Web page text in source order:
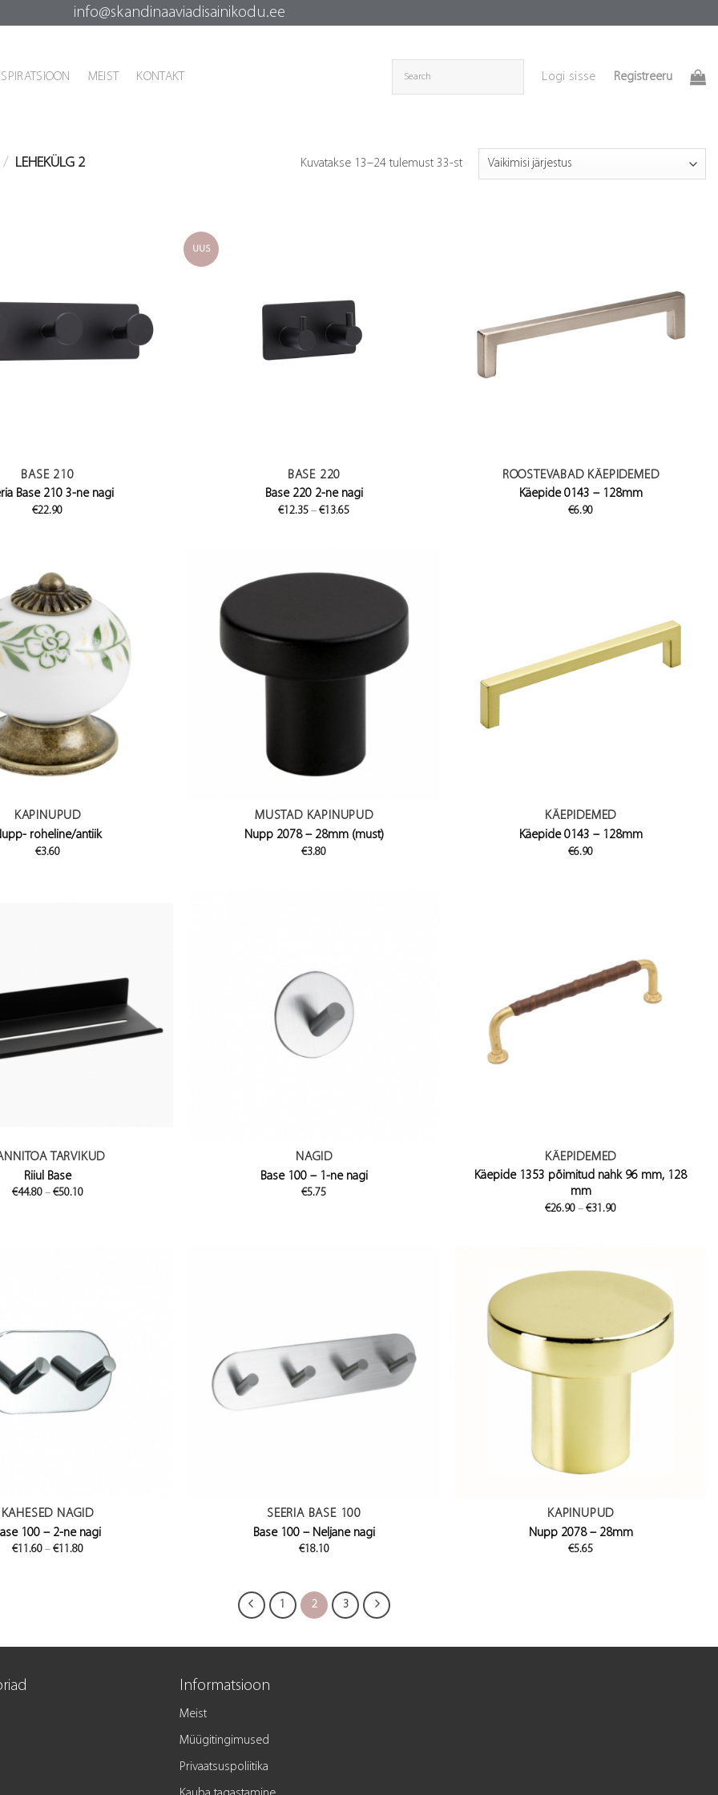
info@skandinaaviadisainikodu.ee
MEIST KONTAKT Logi sisse Registreeru
/ LEHEKÜLG 2 Kuvatakse 13–24 tulemust 33-st
BASE 210
Base 210 3-ne nagi
€22.90
UUS
BASE 220
Base 220 2-ne nagi
€12.35 – €13.65Price
ROOSTEVABAD KÄEPIDEMED
Käepide 0143 – 128mm
€6.90
KAPINUPUD
roheline/antiik
€3.60
MUSTAD KAPINUPUD
Nupp 2078 – 28mm (must)
€3.80
KÄEPIDEMED
Käepide 0143 – 128mm
€6.90
TARVIKUD
Riiul Base
€44.80 – €50.10Price
NAGID
Base 100 – 1-ne nagi
€5.75
KÄEPIDEMED
Käepide 1353 põimitud nahk 96 mm, 128
mm
€26.90 – €31.90Price
KAHESED NAGID
100 – 2-ne nagi
€11.60 – €11.80Price
SEERIA BASE 100
Base 100 – Neljane nagi
€18.10
KAPINUPUD
Nupp 2078 – 28mm
€5.65
1 2 3
Informatsioon
Meist
Müügitingimused
Privaatsuspoliitika